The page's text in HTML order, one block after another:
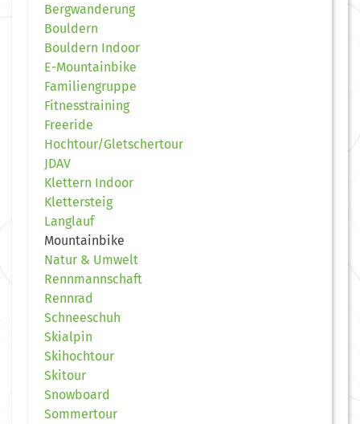
Bergwanderung
Bouldern
Bouldern Indoor
E-Mountainbike
Familiengruppe
Fitnesstraining
Freeride
Hochtour/Gletschertour
JDAV
Klettern Indoor
Klettersteig
Langlauf
Mountainbike
Natur & Umwelt
Rennmannschaft
Rennrad
Schneeschuh
Skialpin
Skihochtour
Skitour
Snowboard
Sommertour